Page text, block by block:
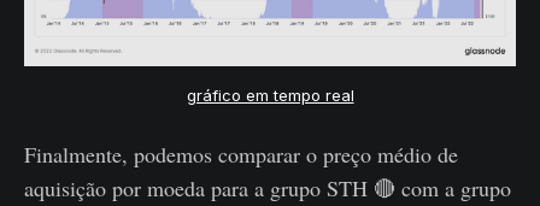
gráfico em tempo real
Finalmente, podemos comparar o preço médio de
aquisição por moeda para a grupo STH 🔴 com a grupo